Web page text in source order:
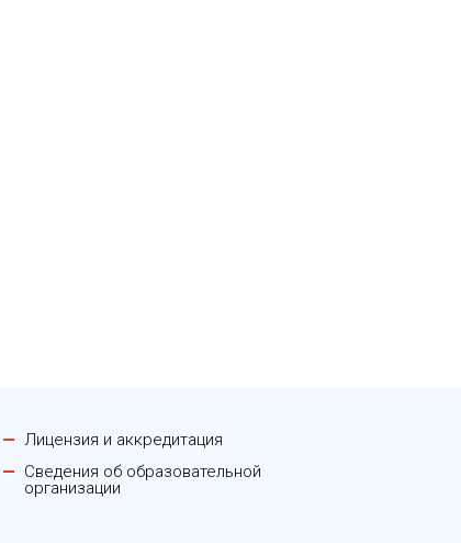
Лицензия и аккредитация
Сведения об образовательной
организации